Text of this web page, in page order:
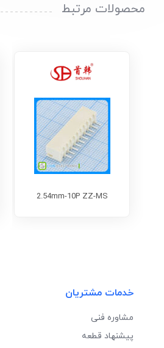
محصولات مرتبط
2.54mm-10P ZZ-MS
خدمات مشتریان
مشاوره فنی
پیشنهاد قطعه